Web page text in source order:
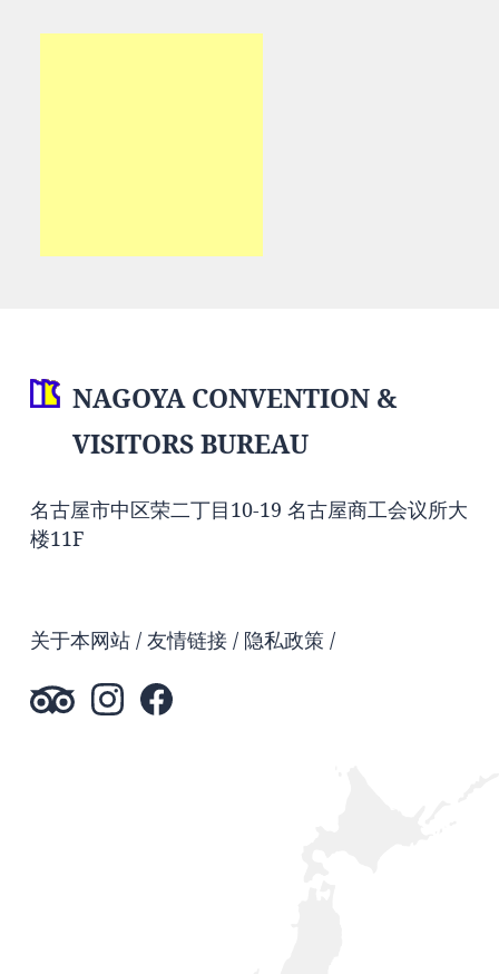
NAGOYA CONVENTION &
VISITORS BUREAU
名古屋市中区荣二丁目10-19 名古屋商工会议所大
楼11F
关于本网站 友情链接 隐私政策